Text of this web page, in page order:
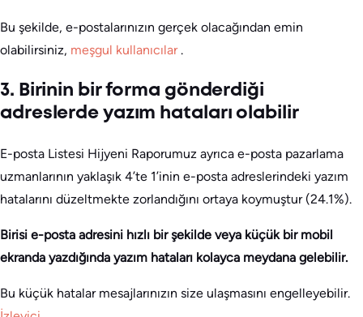
Bu şekilde, e-postalarınızın gerçek olacağından emin
olabilirsiniz, meşgul kullanıcılar .
3. Birinin bir forma gönderdiği
adreslerde yazım hataları olabilir
E-posta Listesi Hijyeni Raporumuz ayrıca e-posta pazarlama
uzmanlarının yaklaşık 4’te 1’inin e-posta adreslerindeki yazım
hatalarını düzeltmekte zorlandığını ortaya koymuştur (24.1%).
Birisi e-posta adresini hızlı bir şekilde veya küçük bir mobil
ekranda yazdığında yazım hataları kolayca meydana gelebilir.
Bu küçük hatalar mesajlarınızın size ulaşmasını engelleyebilir.